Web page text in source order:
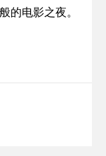
的电影之夜。